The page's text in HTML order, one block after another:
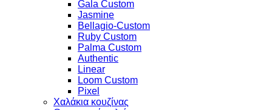
Gala Custom
Jasmine
Bellagio-Custom
Ruby Custom
Palma Custom
Authentic
Linear
Loom Custom
Pixel
Χαλάκια κουζίνας